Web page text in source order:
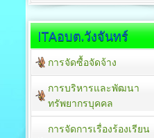
ITAอบต.วังจันทร์
การจัดซื้อจัดจ้าง
การบริหารและพัฒนา
ทรัพยากรบุคคล
การจัดการเรื่องร้องเรียน